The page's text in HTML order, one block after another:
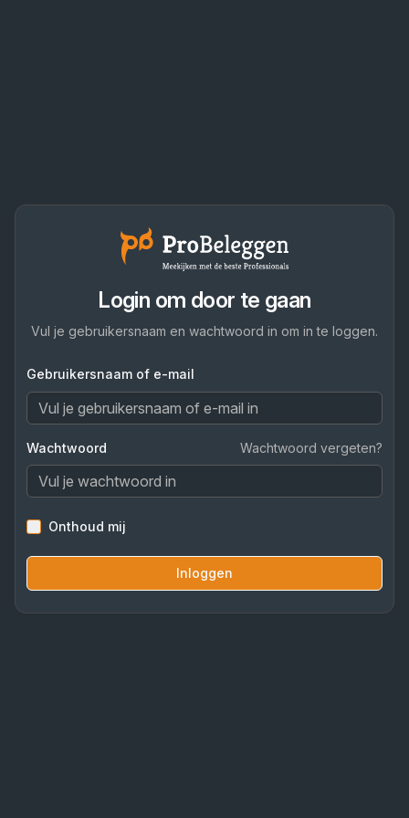
Login om door te gaan
Vul je gebruikersnaam en wachtwoord in om in te loggen.
Gebruikersnaam of e-mail
Wachtwoord Wachtwoord vergeten?
Onthoud mij
Inloggen